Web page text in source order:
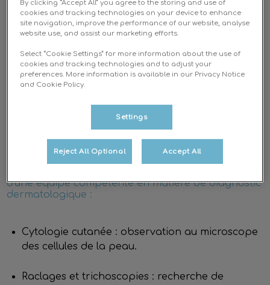
Les affections dermatologiquessont très
fréquentes et variées chez nos animaux de
compagnies : infestations parasitaires, dermatites
allergiques, otites, maladies auto-immunes, nodules
cutanés, …
un traitement long et un suivi régulier. Aussi, il est
permettant une prise en charge optimale.
d'une équipe compétente en matière de diagnostic
dermatologique :
Cytologie cutanée : observation au microscope
des cellules de la peau.
Raclages et trichoscopies : recherche de
By clicking “Accept All” you agree to the storing and use of
cookies and tracking technologies on your device to enhance
site navigation, improve the performance of our website, analyse
website use, and assist our marketing efforts.
Select “Cookie Settings” for more information about the use of
cookies and tracking technologies and to adjust your
preferences. More information is available in our Privacy Notice
and Cookie Policy.
Settings
Reject All Optional Accept All